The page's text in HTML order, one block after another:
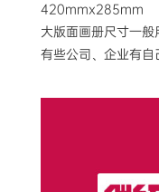
420mmx285mm
大版面画册尺寸一般
有些公司、企业有自